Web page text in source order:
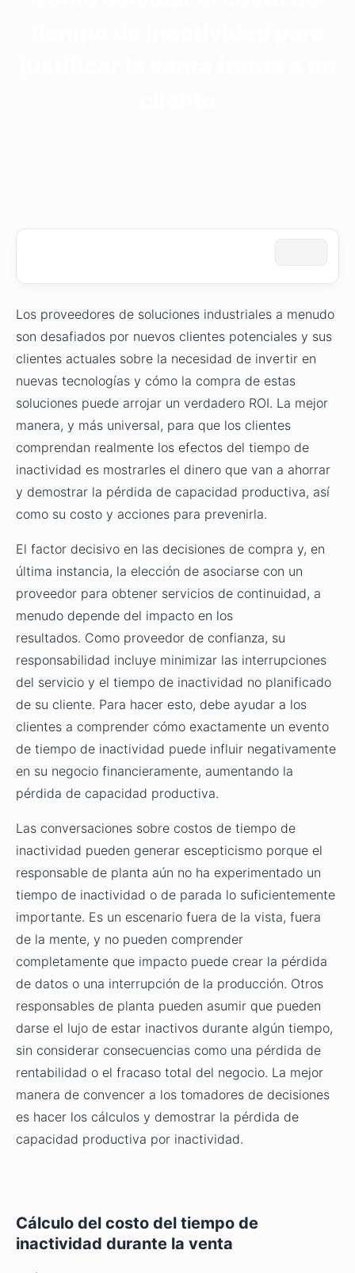
Los proveedores de soluciones industriales a menudo
son desafiados por nuevos clientes potenciales y sus
clientes actuales sobre la necesidad de invertir en
nuevas tecnologías y cómo la compra de estas
soluciones puede arrojar un verdadero ROI. La mejor
manera, y más universal, para que los clientes
comprendan realmente los efectos del tiempo de
inactividad es mostrarles el dinero que van a ahorrar
y demostrar la pérdida de capacidad productiva, así
como su costo y acciones para prevenirla.
El factor decisivo en las decisiones de compra y, en
última instancia, la elección de asociarse con un
proveedor para obtener servicios de continuidad, a
menudo depende del impacto en los
resultados. Como proveedor de confianza, su
responsabilidad incluye minimizar las interrupciones
del servicio y el tiempo de inactividad no planificado
de su cliente. Para hacer esto, debe ayudar a los
clientes a comprender cómo exactamente un evento
de tiempo de inactividad puede influir negativamente
en su negocio financieramente, aumentando la
pérdida de capacidad productiva.
Las conversaciones sobre costos de tiempo de
inactividad pueden generar escepticismo porque el
responsable de planta aún no ha experimentado un
tiempo de inactividad o de parada lo suficientemente
importante. Es un escenario fuera de la vista, fuera
de la mente, y no pueden comprender
completamente que impacto puede crear la pérdida
de datos o una interrupción de la producción. Otros
responsables de planta pueden asumir que pueden
darse el lujo de estar inactivos durante algún tiempo,
sin considerar consecuencias como una pérdida de
rentabilidad o el fracaso total del negocio. La mejor
manera de convencer a los tomadores de decisiones
es hacer los cálculos y demostrar la pérdida de
capacidad productiva por inactividad.
Cálculo del costo del tiempo de
inactividad durante la venta